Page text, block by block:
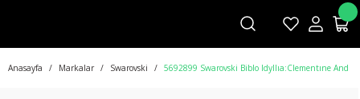
Anasayfa Markalar Swarovski 5692899 Swarovski Biblo Idyllıa:Clementıne And